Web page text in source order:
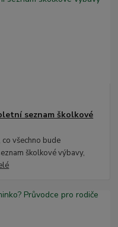
seznam školkové
všechno bude
školkové výbavy,